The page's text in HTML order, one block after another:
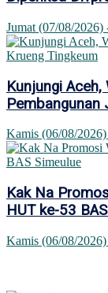
Jumat (07/08/
Kunjungi
Pembangunan
Kamis (06/08/
Kak Na
HUT ke-53
Kamis (06/08/